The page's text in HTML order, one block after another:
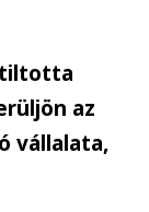
tiltotta
az
vállalata,